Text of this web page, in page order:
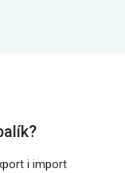
i import